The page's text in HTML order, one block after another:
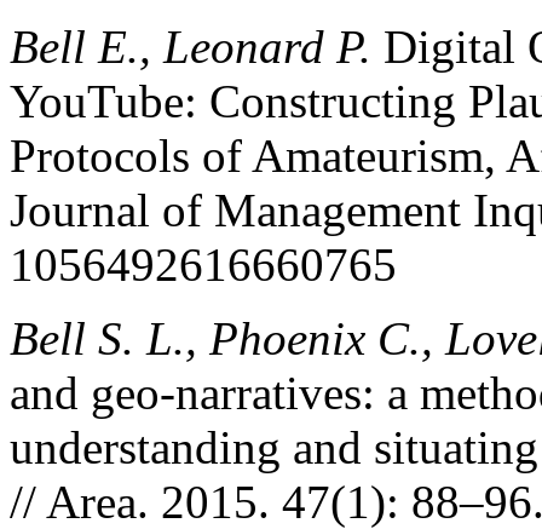
Bell E., Leonard P. Digital
YouTube: Constructing
Protocols of Amateurism,
Journal of Management
1056492616660765
Bell S. L., Phoenix C.,
and geo‐narratives: a
understanding and
// Area. 2015. 47(1):